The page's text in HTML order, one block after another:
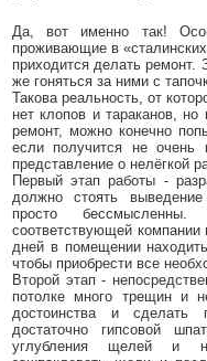
Да, вот именно так!
проживающие в
приходится делать ремонт.
же гоняться за ними с
Такова реальность, от
нет клопов и тараканов,
ремонт, можно конечно
если получится не очень
представление о нелёгкой
Первый этап работы -
должно стоять
просто
соответствующей компании
дней в помещении
чтобы приобрести все
Второй этап -
потолке много трещин и
достоинства и сделать
достаточно гипсовой
углубления щелей и